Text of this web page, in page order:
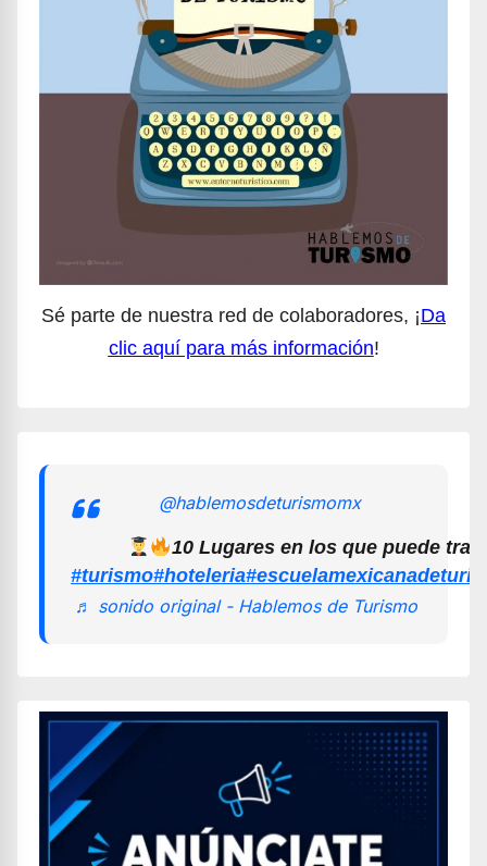
Sé parte de nuestra red de colaboradores, ¡Da
clic aquí para más información!
@hablemosdeturismomx
10 Lugares en los que puede
#turismo#hoteleria
♬ sonido original - Hablemos de Turismo